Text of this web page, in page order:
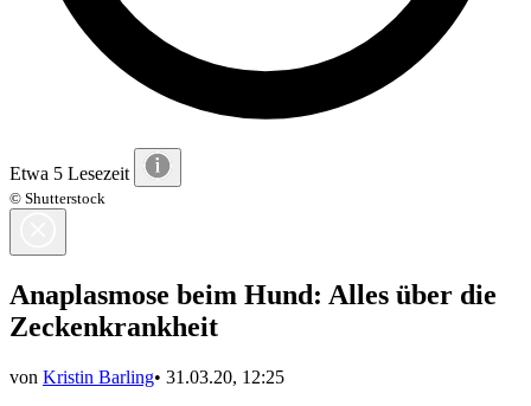
Etwa 5 Lesezeit
© Shutterstock
Anaplasmose beim Hund: Alles über die
Zeckenkrankheit
von Kristin Barling• 31.03.20, 12:25